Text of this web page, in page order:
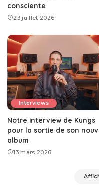
consciente
23 juillet 2026
Interviews
Notre interview de Kungs
pour la sortie de son
album
13 mars 2026